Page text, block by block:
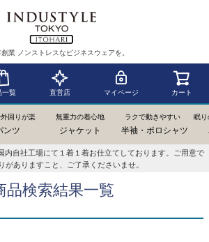
業 ノンストレスなビジネスウェアを。
一覧 直営店 マイページ カート
回りが楽
ンツ
無重力の着心地
ジャケット
ラクで動きやすい
半袖・ポロシャツ
眠り
内自社工場にて１着１着お仕立てしております。ご用意で
がありますこと、ご了承くださいませ。
品検索結果一覧